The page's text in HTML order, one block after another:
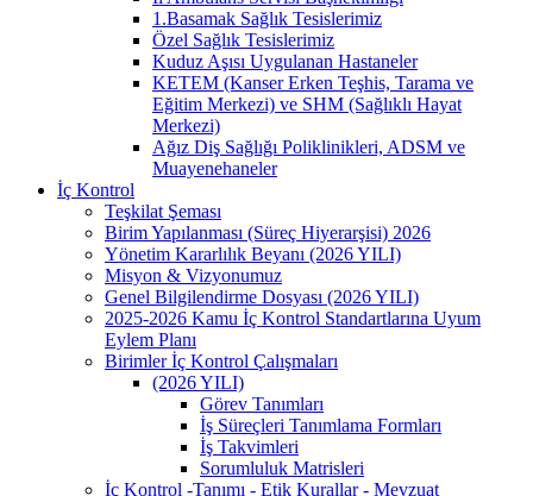
1.Basamak Sağlık Tesislerimiz
Özel Sağlık Tesislerimiz
Kuduz Aşısı Uygulanan Hastaneler
KETEM (Kanser Erken Teşhis, Tarama ve
Eğitim Merkezi) ve SHM (Sağlıklı Hayat
Merkezi)
Ağız Diş Sağlığı Poliklinikleri, ADSM ve
Muayenehaneler
İç Kontrol
Teşkilat Şeması
Birim Yapılanması (Süreç Hiyerarşisi) 2026
Yönetim Kararlılık Beyanı (2026 YILI)
Misyon & Vizyonumuz
Genel Bilgilendirme Dosyası (2026 YILI)
2025-2026 Kamu İç Kontrol Standartlarına Uyum
Eylem Planı
Birimler İç Kontrol Çalışmaları
(2026 YILI)
Görev Tanımları
İş Süreçleri Tanımlama Formları
İş Takvimleri
Sorumluluk Matrisleri
İç Kontrol -Tanımı - Etik Kurallar - Mevzuat